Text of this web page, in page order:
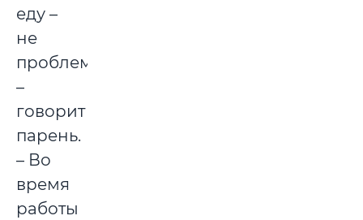
еду –
не
проблема
–
говорит
парень.
– Во
время
работы